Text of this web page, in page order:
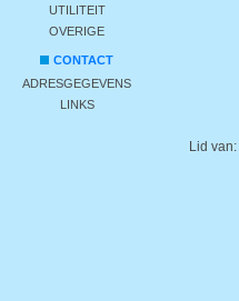
UTILITEIT
OVERIGE
CONTACT
ADRESGEGEVENS
LINKS
Lid van: